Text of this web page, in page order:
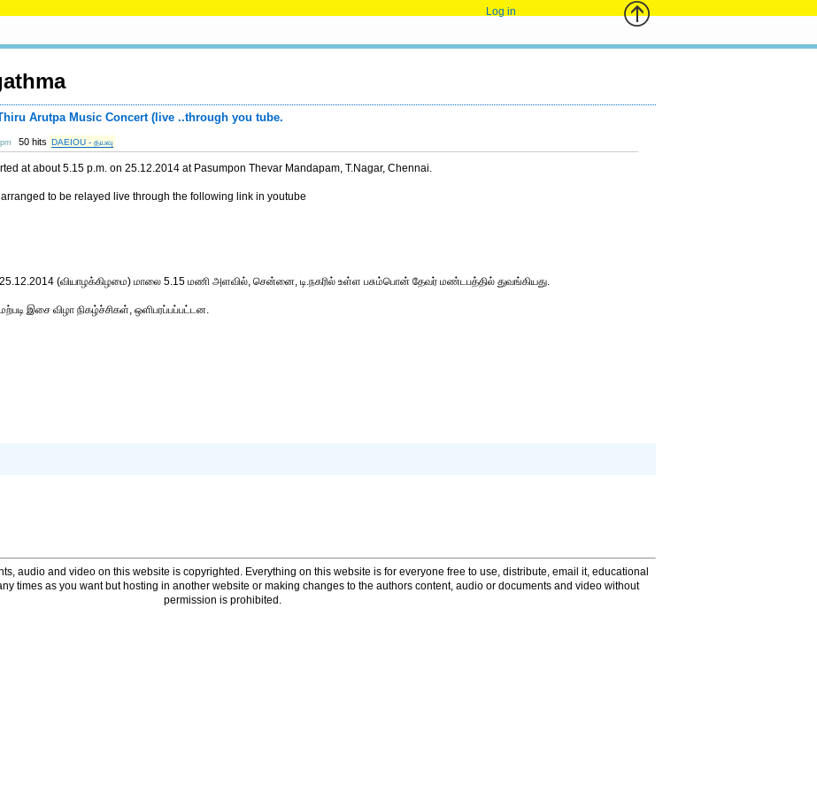
Log in
Arutpa Music Concert (live ..through you tube.
50 hits DAEIOU - தயவு
at about 5.15 p.m. on 25.12.2014 at Pasumpon Thevar Mandapam, T.Nagar, Chennai.
to be relayed live through the following link in youtube
25.12.2014 (வியாழக்கிழமை) மாலை 5.15 மணி அளவில், சென்னை, டி.நகரில் உள்ள பசும்பொன் தேவர் மண்டபத்தில் துவங்கியது.
இசை விழா நிகழ்ச்சிகள், ஒளிபரப்பப்பட்டன.
audio and video on this website is copyrighted. Everything on this website is for everyone free to use, distribute, email it, educational
times as you want but hosting in another website or making changes to the authors content, audio or documents and video without
permission is prohibited.